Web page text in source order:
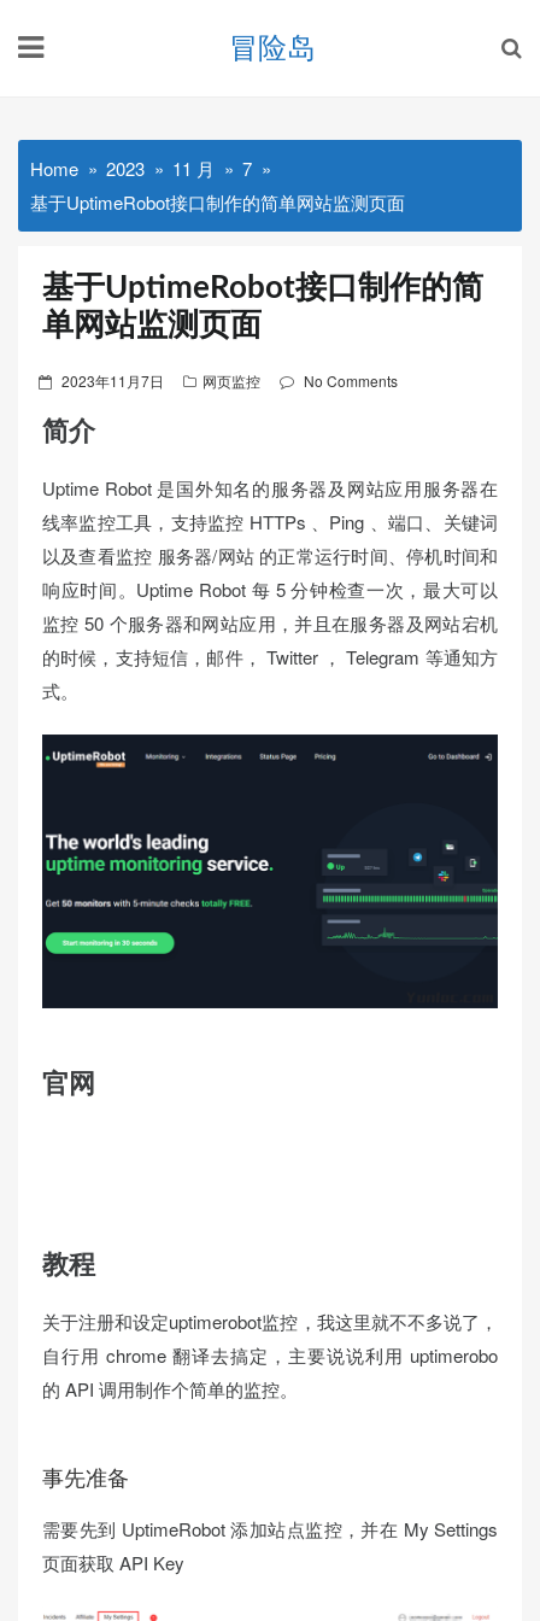
冒险岛
Home 2023 11 月
7
基于UptimeRobot接口制作的简单网站监测页面
基于UptimeRobot接口制作的简
单网站监测页面
Posted
2023年11月7日 网页监控 No Comments
简介
Uptime Robot 是国外知名的服务器及网站应用服务器在
线率监控工具，支持监控 HTTPs 、Ping 、端口、关键词
以及查看监控 服务器/网站 的正常运行时间、停机时间和
响应时间。Uptime Robot 每 5 分钟检查一次，最大可以
监控 50 个服务器和网站应用，并且在服务器及网站宕机
的时候，支持短信，邮件， Twitter ， Telegram 等通知方
式。
官网
教程
关于注册和设定uptimerobot监控，我这里就不不多说了，
自行用 chrome 翻译去搞定，主要说说利用 uptimerobo
的 API 调用制作个简单的监控。
事先准备
需要先到 UptimeRobot 添加站点监控，并在 My Settings
页面获取 API Key